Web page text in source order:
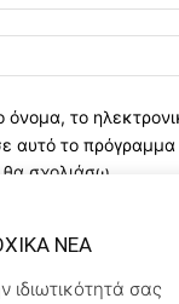
το
αυτό το πρόγραμμα
σχολιάσω.
αυτό το έντυπο
χειρισμό των
του ορους
NEA
ιδιωτικότητά σας